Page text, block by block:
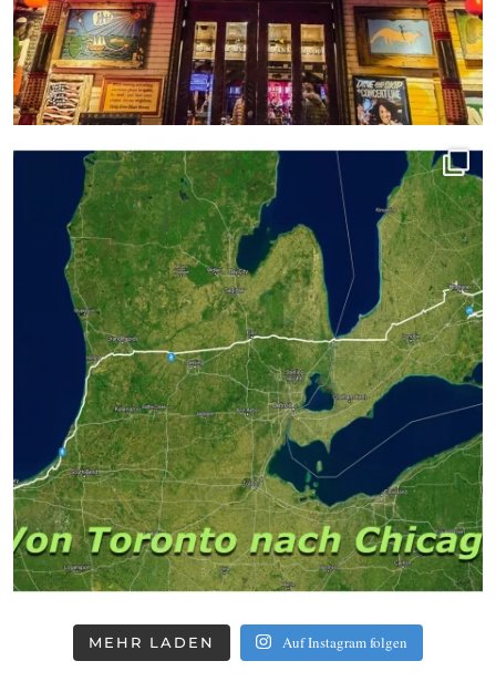
MEHR LADEN Auf Instagram folgen